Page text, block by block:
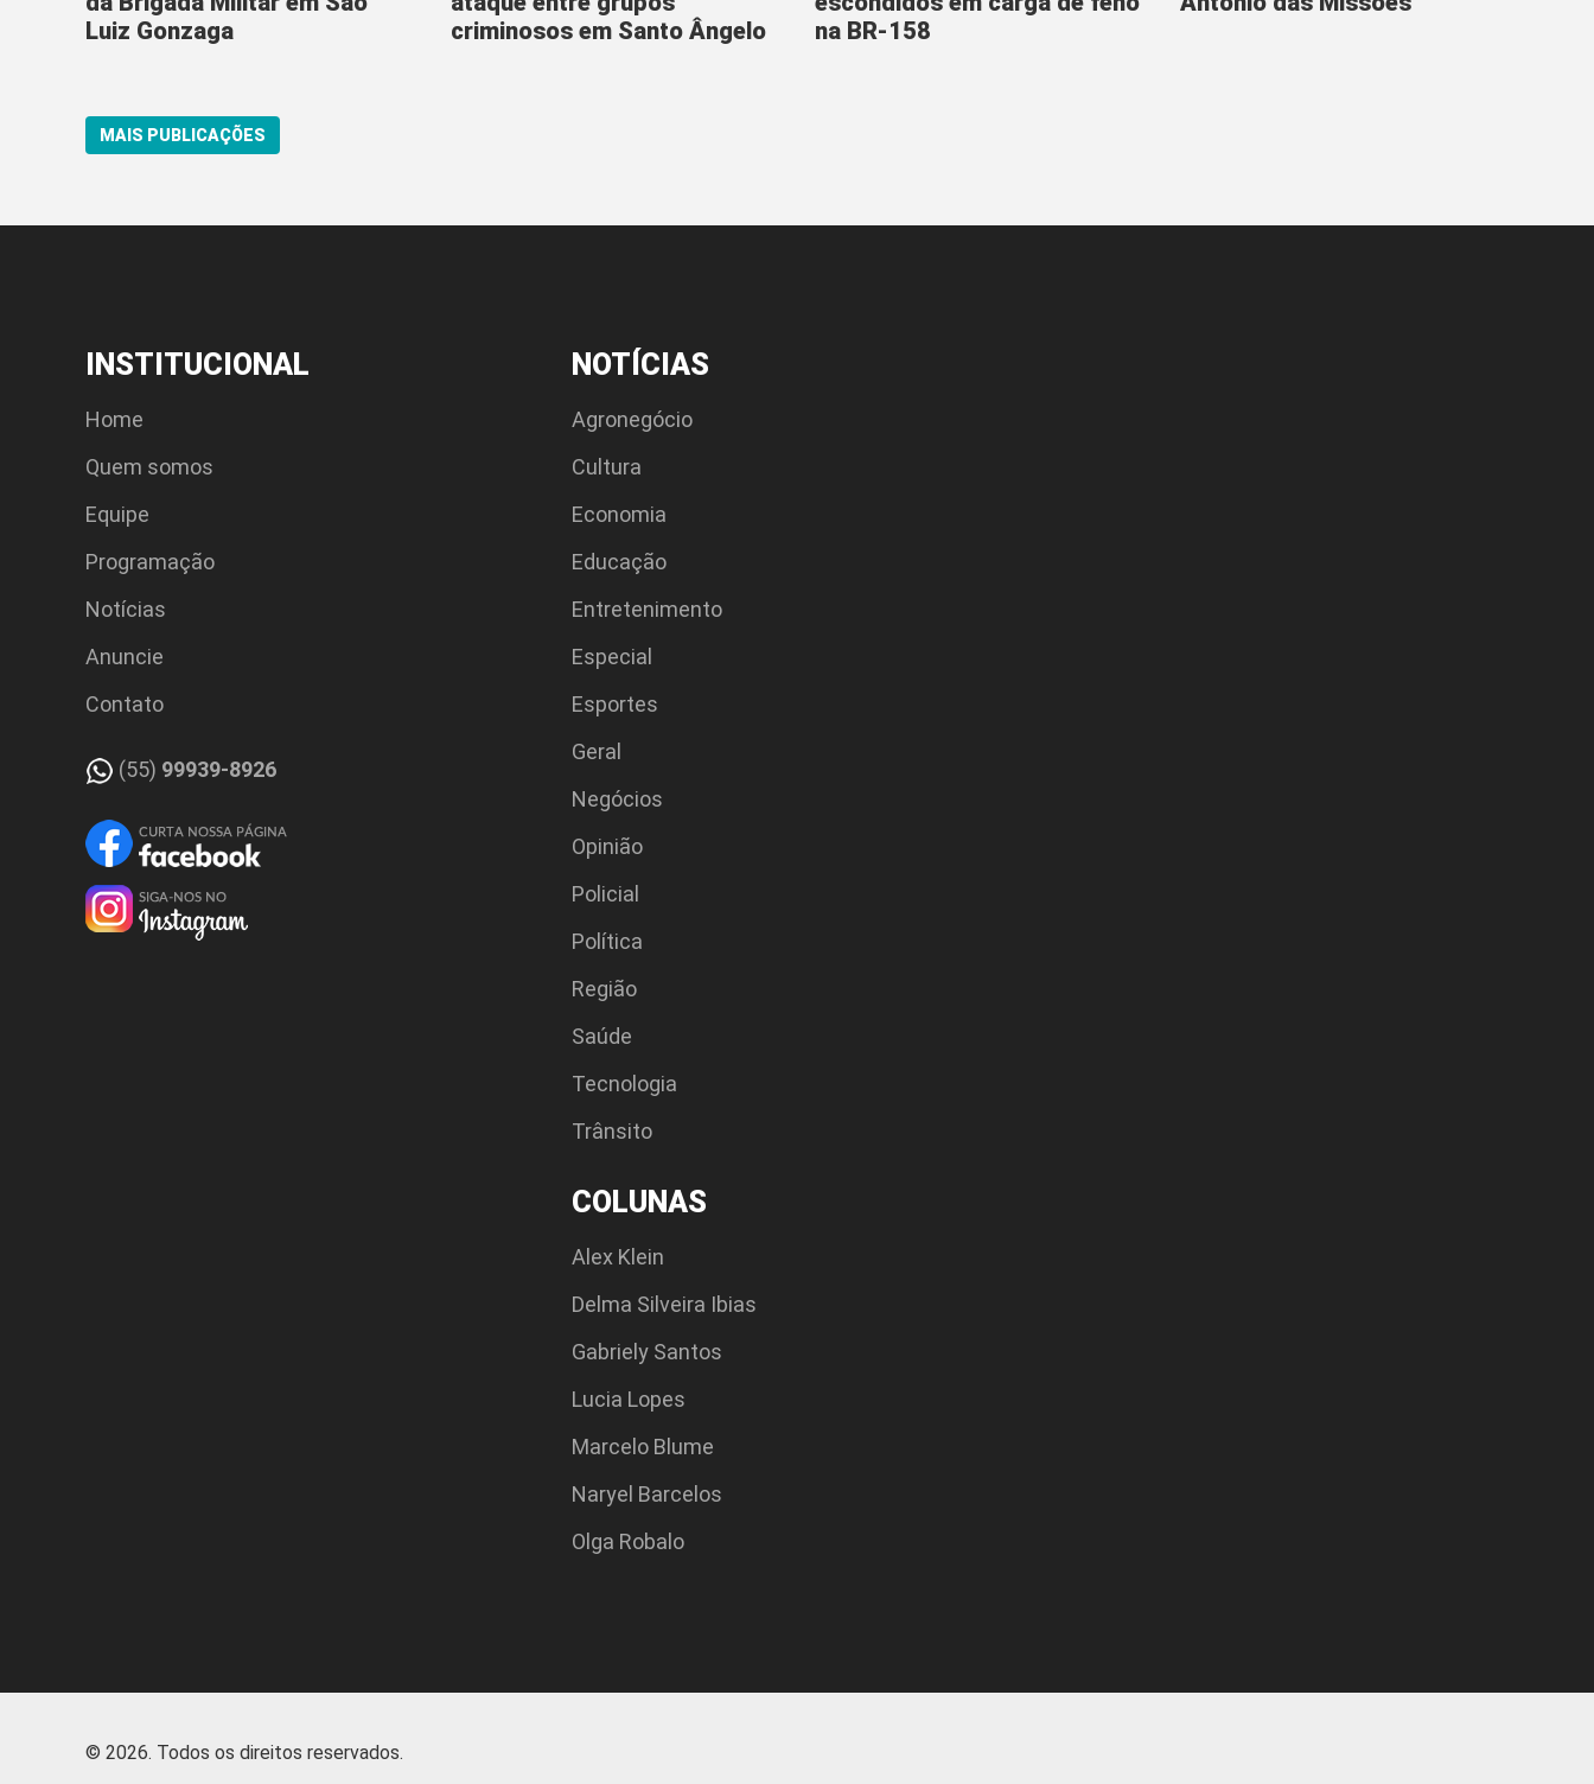
Luiz Gonzaga
criminosos em Santo Ângelo
na BR-158
MAIS PUBLICAÇÕES
INSTITUCIONAL
Home
Quem somos
Equipe
Programação
Notícias
Anuncie
Contato
(55) 99939-8926
NOTÍCIAS
Agronegócio
Cultura
Economia
Educação
Entretenimento
Especial
Esportes
Geral
Negócios
Opinião
Policial
Polí­tica
Região
Saúde
Tecnologia
Trânsito
COLUNAS
Alex Klein
Delma Silveira Ibias
Gabriely Santos
Lucia Lopes
Marcelo Blume
Naryel Barcelos
Olga Robalo
© 2026. Todos os direitos reservados.